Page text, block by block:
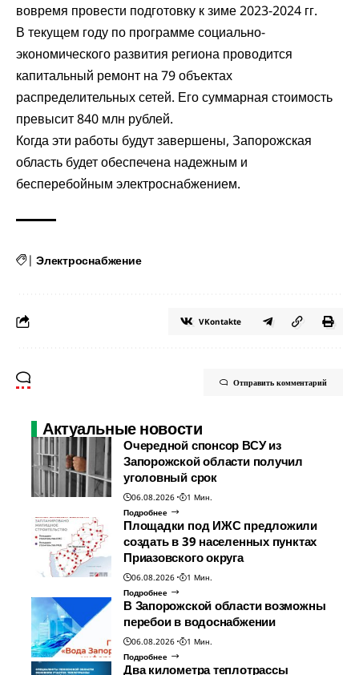
вовремя провести подготовку к зиме 2023-2024 гг.
В текущем году по программе социально-
экономического развития региона проводится
капитальный ремонт на 79 объектах
распределительных сетей. Его суммарная стоимость
превысит 840 млн рублей.
Когда эти работы будут завершены, Запорожская
область будет обеспечена надежным и
бесперебойным электроснабжением.
| Электроснабжение
VKontakte
Отправить комментарий
Актуальные новости
Очередной спонсор ВСУ из
Запорожской области получил
уголовный срок
06.08.2026
1 Мин.
Подробнее
Площадки под ИЖС предложили
создать в 39 населенных пунктах
Приазовского округа
06.08.2026
1 Мин.
Подробнее
В Запорожской области возможны
перебои в водоснабжении
06.08.2026
1 Мин.
Подробнее
Два километра теплотрассы